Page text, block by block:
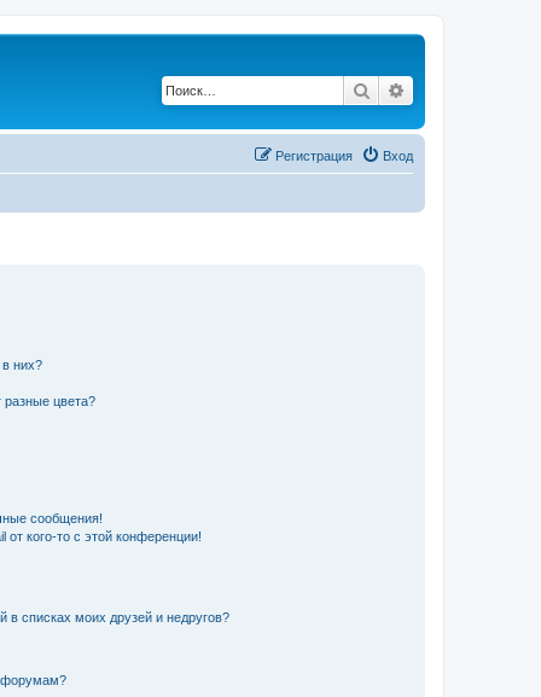
Поиск
Вход
Регистрация
в них?
цвета?
сообщения!
кого-то с этой конференции!
в списках моих друзей и недругов?
форумам?